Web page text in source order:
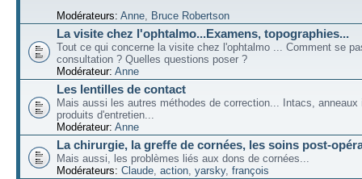
Modérateurs: Anne Bruce Robertson
La visite chez l'ophtalmo...Examens, topographies...
Tout ce qui concerne la visite chez l'ophtalmo ... Comment se
consultation ? Quelles questions poser ?
Modérateur: Anne
Les lentilles de contact
Mais aussi les autres méthodes de correction... Intacs, anneaux
produits d'entretien...
Modérateur: Anne
La chirurgie, la greffe de cornées, les soins post-
Mais aussi, les problèmes liés aux dons de cornées...
Modérateurs: Claude action yarsky, françois